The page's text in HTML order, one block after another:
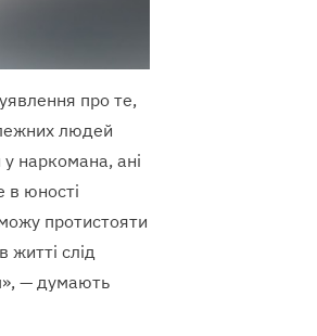
про те,
людей
наркомана, ані
в юності
протистояти
слід
— думають